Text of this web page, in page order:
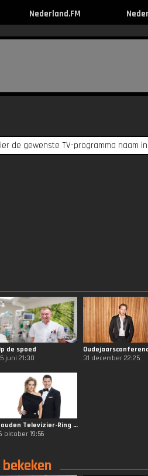
Nederland.FM
de spoed
juni 21:30
31 december 22:25
Gouden Televizier-Ring Gala
oktober 19:56